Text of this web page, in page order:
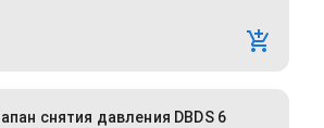
снятия давления DBDS 6